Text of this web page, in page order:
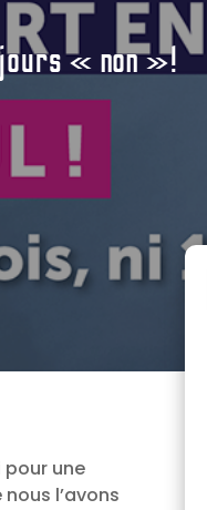
« non »!
pour une
l’avons